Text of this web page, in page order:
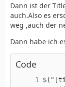
Dann ist der
auch.Also es
weg ,auch der
Dann habe ich
Code